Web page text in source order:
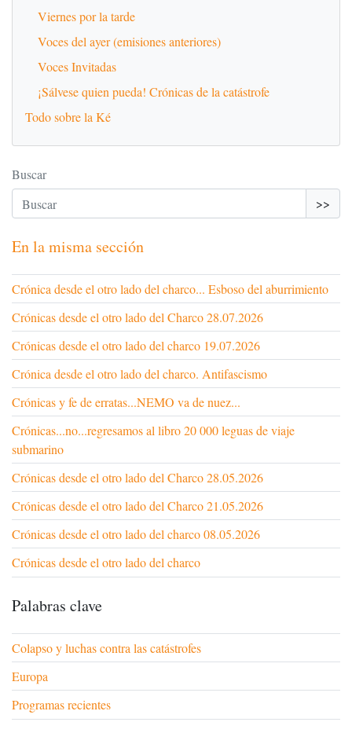
Viernes por la tarde
Voces del ayer (emisiones anteriores)
Voces Invitadas
¡Sálvese quien pueda! Crónicas de la catástrofe
Todo sobre la Ké
Buscar
>>
En la misma sección
Crónica desde el otro lado del charco... Esboso del aburrimiento
Crónicas desde el otro lado del Charco 28.07.2026
Crónicas desde el otro lado del charco 19.07.2026
Crónica desde el otro lado del charco. Antifascismo
Crónicas y fe de erratas...NEMO va de nuez...
Crónicas...no...regresamos al libro 20 000 leguas de viaje
submarino
Crónicas desde el otro lado del Charco 28.05.2026
Crónicas desde el otro lado del Charco 21.05.2026
Crónicas desde el otro lado del charco 08.05.2026
Crónicas desde el otro lado del charco
Palabras clave
Colapso y luchas contra las catástrofes
Europa
Programas recientes